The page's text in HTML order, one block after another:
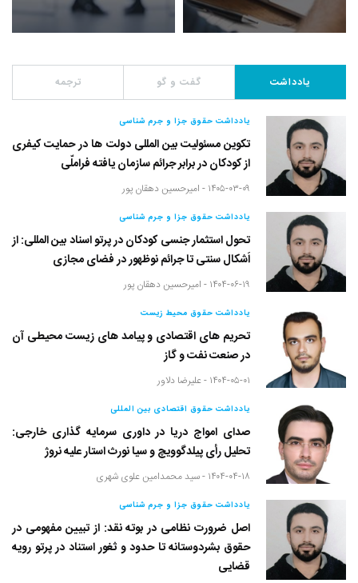
یادداشت گفت و گو ترجمه
یادداشت حقوق جزا و جرم شناسی
تکوین مسئولیت بین المللی دولت ها در حمایت کیفری
از کودکان در برابر جرائم سازمان یافته فراملّی
۱۴۰۵-۰۳-۰۹ - امیرحسین دهقان پور
یادداشت حقوق جزا و جرم شناسی
تحول استثمار جنسی کودکان در پرتو اسناد بین المللی: از
اَشکال سنتی تا جرائم نوظهور در فضای مجازی
۱۴۰۴-۰۶-۱۹ - امیرحسین دهقان پور
یادداشت حقوق محیط زیست
تحریم های اقتصادی و پیامد های زیست محیطی آن
در صنعت نفت و گاز
۱۴۰۴-۰۵-۰۱ - علیرضا دلاور
یادداشت حقوق اقتصادی بین المللی
صدای امواج دریا در داوری سرمایه گذاری خارجی:
تحلیل رأی پیلدگوویچ و سیا نورث استار علیه نروژ
۱۴۰۴-۰۴-۱۸ - سید محمدامین علوی شهری
یادداشت حقوق جزا و جرم شناسی
اصل ضرورت نظامی در بوته نقد: از تبیین مفهومی در
حقوق بشردوستانه تا حدود و ثغور استناد در پرتو رویه
قضایی